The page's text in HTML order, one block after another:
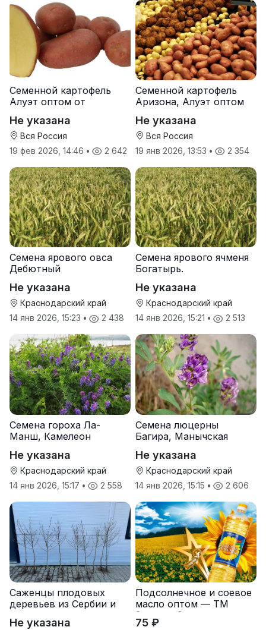
Семенной картофель
Алуэт оптом от
Не указана
Вся Россия
19 фев 2026, 14:46 • 2 642
Семенной картофель
Аризона, Алуэт оптом
Не указана
Вся Россия
19 янв 2026, 13:53 • 2 354
Семена ярового овса
Дебютный
Не указана
Краснодарский край
14 янв 2026, 15:23 • 2 438
Семена ярового ячменя
Богатырь.
Не указана
Краснодарский край
14 янв 2026, 15:21 • 2 513
Семена гороха Ла-
Манш, Камелеон
Не указана
Краснодарский край
14 янв 2026, 15:17 • 2 558
Семена люцерны
Багира, Манычская
Не указана
Краснодарский край
14 янв 2026, 15:15 • 2 606
Саженцы плодовых
деревьев из Сербии и
Не указана
Подсолнечное и соевое
масло оптом — ТМ
Золотая Семечка
75 ₽